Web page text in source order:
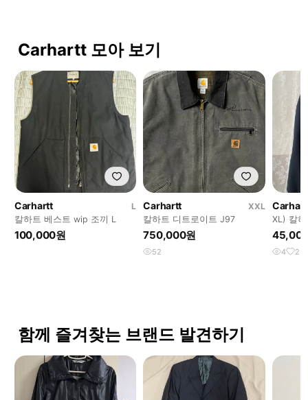
Carhartt 모아 보기
Carhartt
L
칼하트 베스트 wip 조끼 L
100,000원
Carhartt
XXL
칼하트 디트로이트 J97
750,000원
52
XL) 칼
헤비 후
4 2
함께 즐겨찾는 브랜드 발견하기